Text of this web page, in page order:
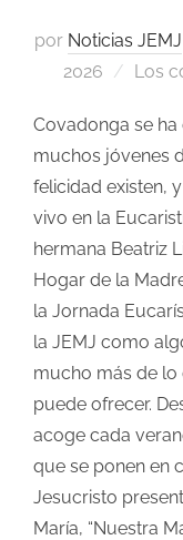
por Noticias JEMJ
2026
Los
Covadonga se
muchos jóvenes
felicidad existen,
vivo en la
hermana Beatriz
Hogar de la
la Jornada
la JEMJ como
mucho más de lo
puede ofrecer.
acoge cada
que se ponen en
Jesucristo
María, “Nuestra